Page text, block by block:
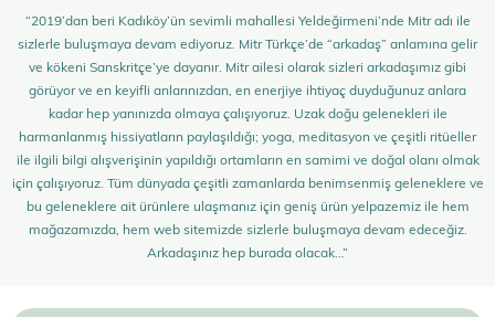
“2019’dan beri Kadıköy’ün sevimli mahallesi Yeldeğirmeni’nde Mitr adı ile
sizlerle buluşmaya devam ediyoruz. Mitr Türkçe’de “arkadaş” anlamına gelir
ve kökeni Sanskritçe’ye dayanır. Mitr ailesi olarak sizleri arkadaşımız gibi
görüyor ve en keyifli anlarınızdan, en enerjiye ihtiyaç duyduğunuz anlara
kadar hep yanınızda olmaya çalışıyoruz. Uzak doğu gelenekleri ile
harmanlanmış hissiyatların paylaşıldığı; yoga, meditasyon ve çeşitli ritüeller
ile ilgili bilgi alışverişinin yapıldığı ortamların en samimi ve doğal olanı olmak
için çalışıyoruz. Tüm dünyada çeşitli zamanlarda benimsenmiş geleneklere ve
bu geleneklere ait ürünlere ulaşmanız için geniş ürün yelpazemiz ile hem
mağazamızda, hem web sitemizde sizlerle buluşmaya devam edeceğiz.
Arkadaşınız hep burada olacak…”